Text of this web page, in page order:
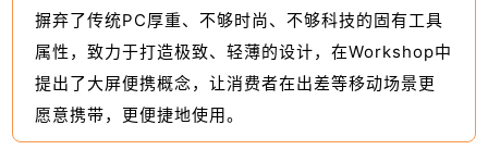
摒弃了传统PC厚重、不够时尚、不够科技的固有工具
属性，致力于打造极致、轻薄的设计，在Workshop中
提出了大屏便携概念，让消费者在出差等移动场景更
愿意携带，更便捷地使用。